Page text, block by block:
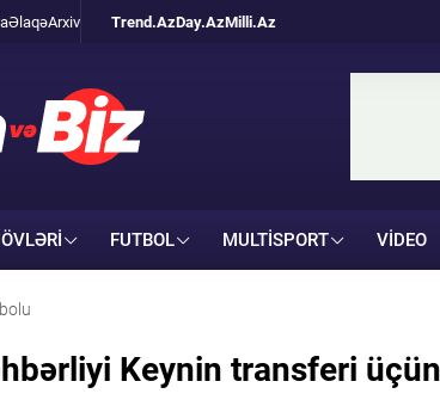
ƏlaqəArxiv Trend.AzDay.AzMilli.Az
FUTBOL MULTISPORT VIDEO
Keynin transferi